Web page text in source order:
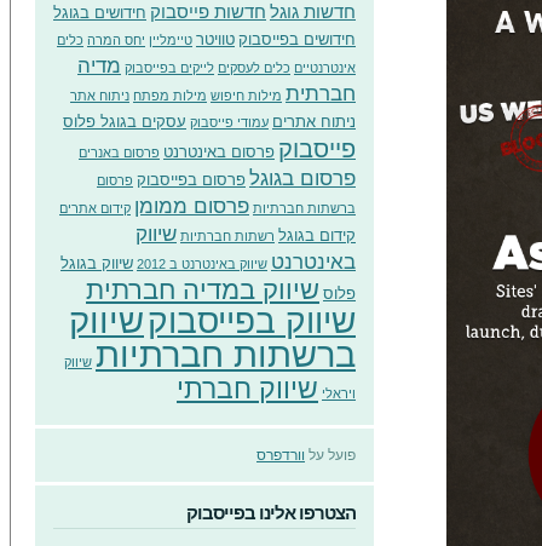
חדשות גוגל חדשות פייסבוק חידושים בגוגל
חידושים בפייסבוק טוויטר טיימליין יחס המרה כלים
אינטרנטיים כלים לעסקים לייקים בפייסבוק מדיה
חברתית מילות חיפוש מילות מפתח ניתוח אתר
ניתוח אתרים עמודי פייסבוק עסקים בגוגל פלוס
פייסבוק פרסום באינטרנט פרסום באנרים
פרסום בגוגל פרסום בפייסבוק פרסום
ברשתות חברתיות פרסום ממומן קידום אתרים
קידום בגוגל רשתות חברתיות שיווק
באינטרנט שיווק באינטרנט ב 2012
שיווק בגוגל
פלוס שיווק במדיה חברתית
שיווק בפייסבוקשיווק
ברשתות חברתיות שיווק
ויראלי שיווק חברתי
פועל על וורדפרס
הצטרפו אלינו בפייסבוק